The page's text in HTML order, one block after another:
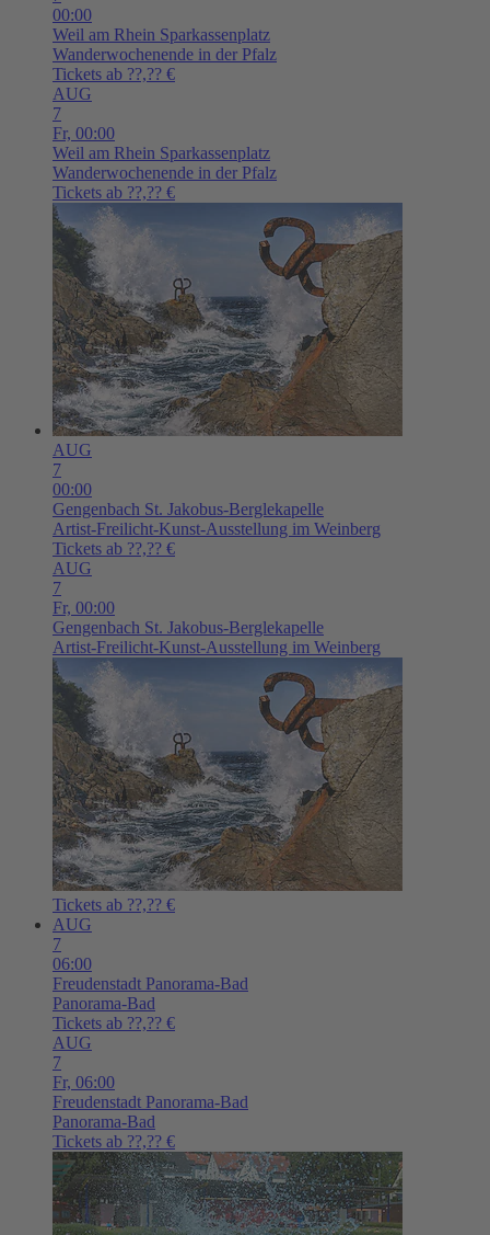
00:00
Weil am Rhein Sparkassenplatz
Wanderwochenende in der Pfalz
Tickets ab ??,?? €
AUG
7
Fr, 00:00
Weil am Rhein Sparkassenplatz
Wanderwochenende in der Pfalz
Tickets ab ??,?? €
AUG
7
00:00
Gengenbach St. Jakobus-Berglekapelle
Artist-Freilicht-Kunst-Ausstellung im Weinberg
Tickets ab ??,?? €
AUG
7
Fr, 00:00
Gengenbach St. Jakobus-Berglekapelle
Artist-Freilicht-Kunst-Ausstellung im Weinberg
Tickets ab ??,?? €
AUG
7
06:00
Freudenstadt Panorama-Bad
Panorama-Bad
Tickets ab ??,?? €
AUG
7
Fr, 06:00
Freudenstadt Panorama-Bad
Panorama-Bad
Tickets ab ??,?? €